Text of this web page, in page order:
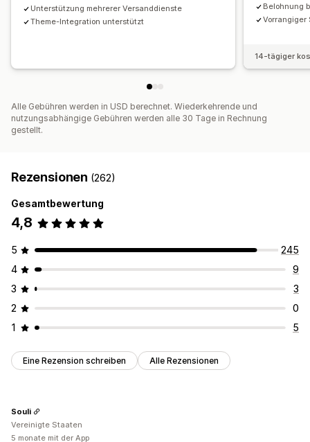
Unterstützung mehrerer Versanddienste
Theme-Integration unterstützt
Belohnung
Vorrangiger
14-tägiger
Alle Gebühren werden in USD berechnet. Wiederkehrende und
nutzungsabhängige Gebühren werden alle 30 Tage in Rechnung
gestellt.
Rezensionen (262)
Gesamtbewertung
4,8
5
245
4
9
3
3
2
0
1
5
Eine Rezension schreiben Alle Rezensionen
Souli
Vereinigte Staaten
5 monate mit der App